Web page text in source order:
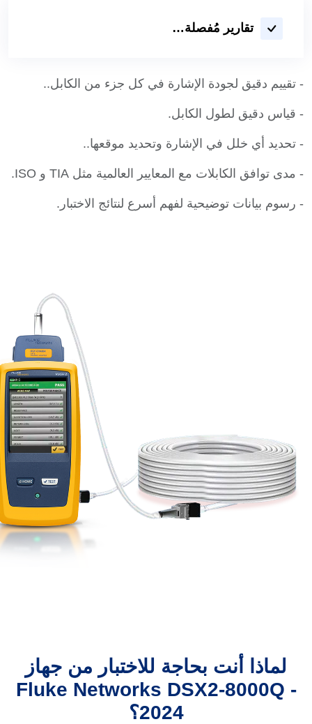
تقارير مُفصلة…
- تقييم دقيق لجودة الإشارة في كل جزء من الكابل..
- قياس دقيق لطول الكابل.
- تحديد أي خلل في الإشارة وتحديد موقعها..
- مدى توافق الكابلات مع المعايير العالمية مثل TIA و ISO.
- رسوم بيانات توضيحية لفهم أسرع لنتائج الاختبار.
لماذا أنت بحاجة للاختبار من جهاز
Fluke Networks DSX2-8000Q -
2024؟